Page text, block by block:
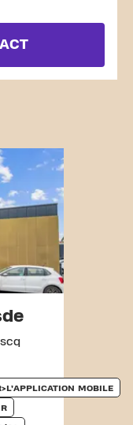
MOBILE